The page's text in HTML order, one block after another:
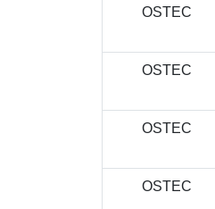
OSTEC
OSTEC
OSTEC
OSTEC